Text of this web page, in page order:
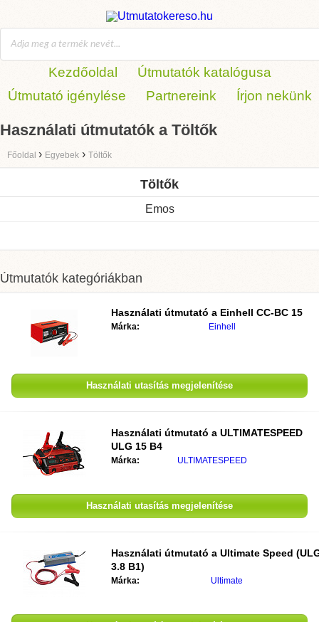
Kezdőoldal
Útmutatók katalógusa
Útmutató igénylése
Partnereink Írjon nekünk
Használati útmutatók a Töltők
Főoldal › Egyebek › Töltők
Töltők
Emos
Útmutatók kategóriákban
Használati útmutató a Einhell CC-BC 15
Márka: Einhell
Használati utasítás megjelenítése
Használati útmutató a ULTIMATESPEED
ULG 15 B4
Márka: ULTIMATESPEED
Használati utasítás megjelenítése
Használati útmutató a Ultimate Speed
3.8 B1)
Márka: Ultimate